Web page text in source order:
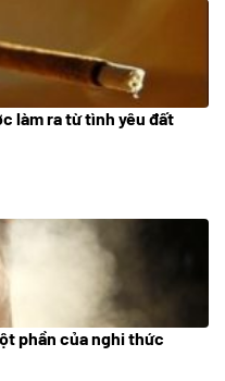
làm ra từ tình yêu đất
phần của nghi thức